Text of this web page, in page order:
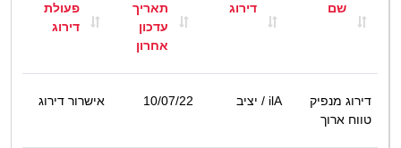
שם דירוג
תאריך
עדכון
אחרון
פעולת
דירוג
דירוג מנפיק
טווח ארוך
ilA / יציב 10/07/22 אישרור דירוג